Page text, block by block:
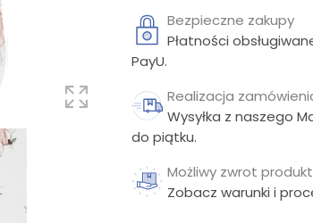
Bezpieczne zakupy
Płatności
PayU.
Realizacja
Wysyłka z naszego
do piątku.
Możliwy zwrot
Zobacz warunki i